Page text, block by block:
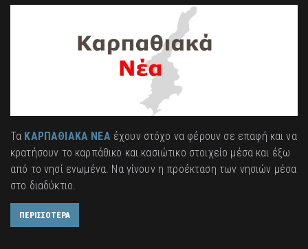
Τα ΚΑΡΠΑΘΙΑΚΑ ΝΕΑέχουν στόχο να φέρουν σε επαφή και να
κρατήσουν το καρπάθικο και κασιώτικο στοιχείο μέσα και έξω
από το νησί ενωμένα. Να γίνουν η προέκταση των νησιών μέσα
στο διαδύκτιο.
ΠΕΡΙΣΣΟΤΕΡΑ